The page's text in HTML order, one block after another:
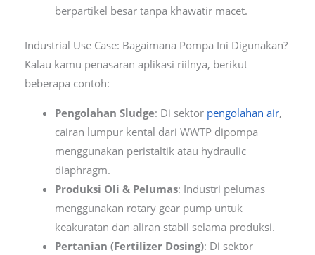
berpartikel besar tanpa khawatir macet.
Industrial Use Case: Bagaimana Pompa Ini Digunakan?
Kalau kamu penasaran aplikasi riilnya, berikut
beberapa contoh:
Pengolahan Sludge: Di sektor pengolahan air,
cairan lumpur kental dari WWTP dipompa
menggunakan peristaltik atau hydraulic
diaphragm.
Produksi Oli & Pelumas: Industri pelumas
menggunakan rotary gear pump untuk
keakuratan dan aliran stabil selama produksi.
Pertanian (Fertilizer Dosing): Di sektor